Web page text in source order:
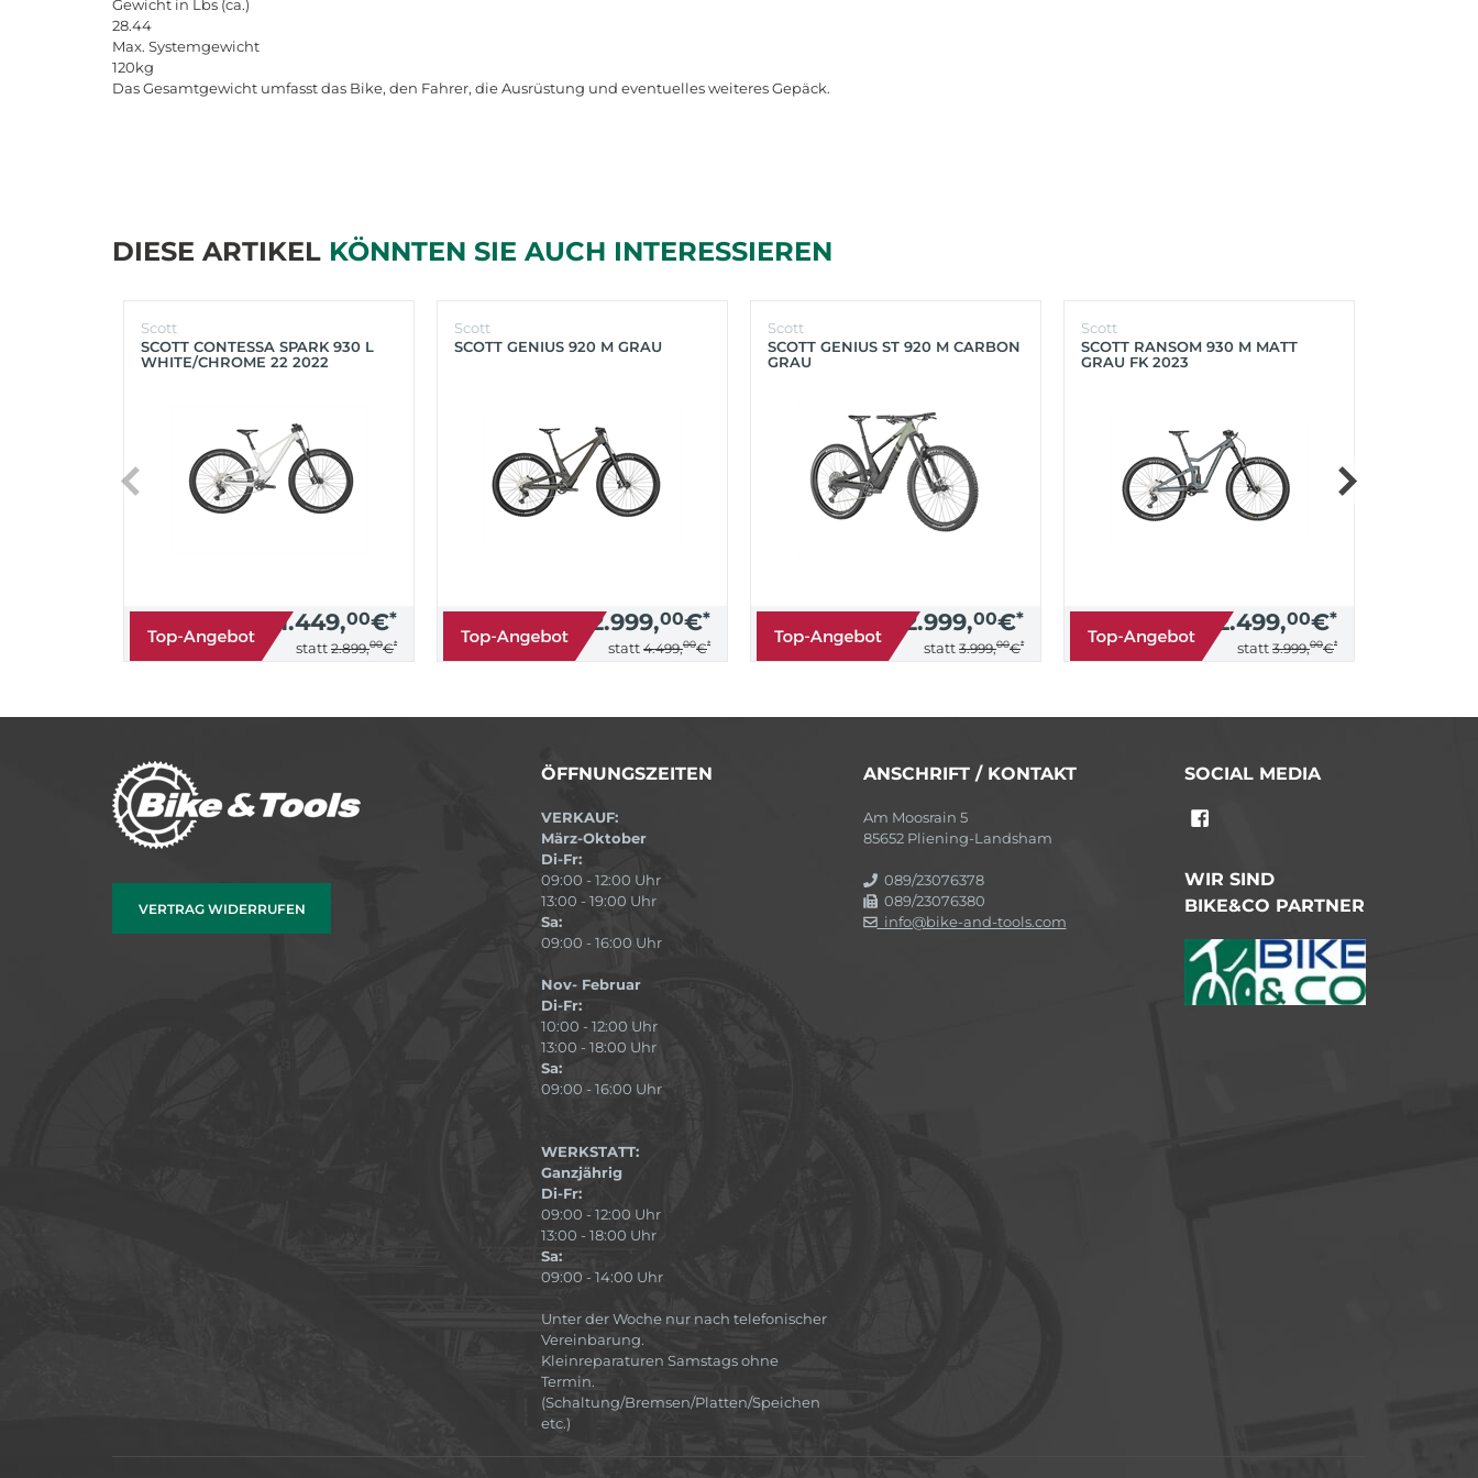
Gewicht in Lbs (ca.)
28.44
Max. Systemgewicht
120kg
Das Gesamtgewicht umfasst das Bike, den Fahrer, die Ausrüstung und eventuelles weiteres Gepäck.
DIESE ARTIKEL KÖNNTEN SIE AUCH INTERESSIEREN
Scott
SCOTT CONTESSA SPARK 930 L
WHITE/CHROME 22 2022
1.449,00€*
statt 2.899,00€*
Scott
SCOTT GENIUS 920 M GRAU
2.999,00€*
statt 4.499,00€*
Scott
SCOTT GENIUS ST 920 M CARBON
GRAU
2.999,00€*
statt 3.999,00€*
Scott
SCOTT RANSOM 930 M MATT
GRAU FK 2023
2.499,00€*
statt 3.999,00€*
VERTRAG WIDERRUFEN
ÖFFNUNGSZEITEN
VERKAUF:
März-Oktober
Di-Fr:
09:00 - 12:00 Uhr
13:00 - 19:00 Uhr
Sa:
09:00 - 16:00 Uhr
Nov- Februar
Di-Fr:
10:00 - 12:00 Uhr
13:00 - 18:00 Uhr
Sa:
09:00 - 16:00 Uhr
WERKSTATT:
Ganzjährig
Di-Fr:
09:00 - 12:00 Uhr
13:00 - 18:00 Uhr
Sa:
09:00 - 14:00 Uhr
Unter der Woche nur nach telefonischer
Vereinbarung.
Kleinreparaturen Samstags ohne
Termin.
(Schaltung/Bremsen/Platten/Speichen
etc.)
ANSCHRIFT / KONTAKT
Am Moosrain 5
85652 Pliening-Landsham
089/23076378
089/23076380
info@bike-and-tools.com
SOCIAL MEDIA
WIR SIND
BIKE&CO PARTNER